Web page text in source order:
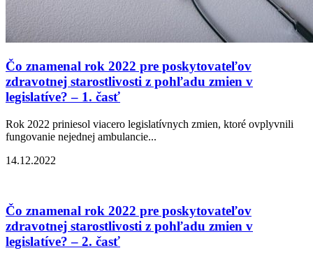
Čo znamenal rok 2022 pre poskytovateľov
zdravotnej starostlivosti z pohľadu zmien v
legislatíve? – 1. časť
Rok 2022 priniesol viacero legislatívnych zmien, ktoré ovplyvnili
fungovanie nejednej ambulancie...
14.12.2022
Čo znamenal rok 2022 pre poskytovateľov
zdravotnej starostlivosti z pohľadu zmien v
legislatíve? – 2. časť